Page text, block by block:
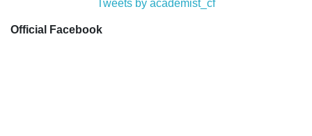
Tweets by academist_cf
Official Facebook